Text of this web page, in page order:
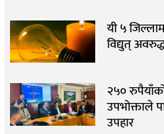
यी ५
विद्युत्
२५०
उपभोक्ताले
उपहार